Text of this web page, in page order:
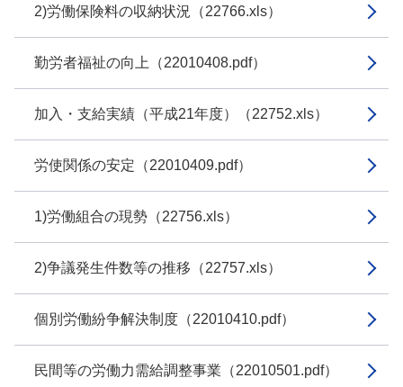
2)労働保険料の収納状況（22766.xls）
勤労者福祉の向上（22010408.pdf）
加入・支給実績（平成21年度）（22752.xls）
労使関係の安定（22010409.pdf）
1)労働組合の現勢（22756.xls）
2)争議発生件数等の推移（22757.xls）
個別労働紛争解決制度（22010410.pdf）
民間等の労働力需給調整事業（22010501.pdf）